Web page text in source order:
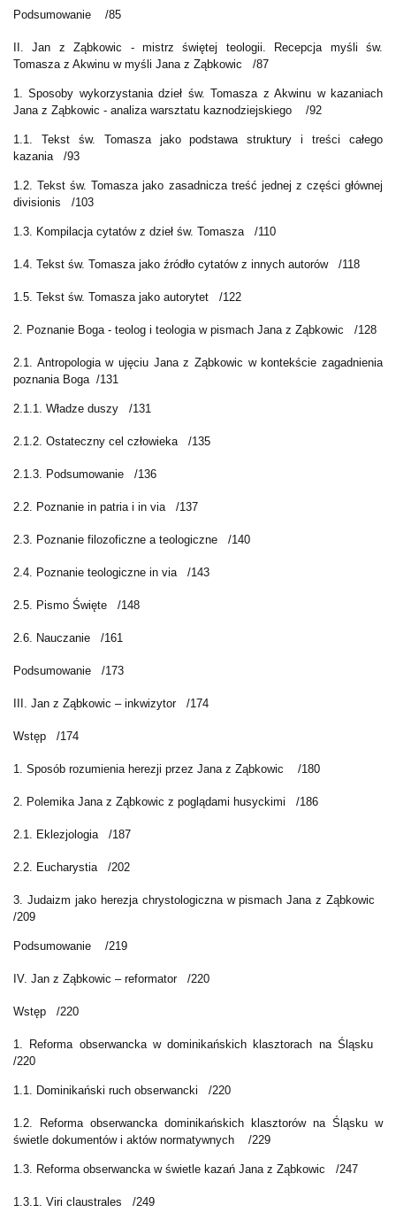
Podsumowanie /85
II. Jan z Ząbkowic - mistrz świętej teologii. Recepcja myśli św.
Tomasza z Akwinu w myśli Jana z Ząbkowic
/87
1. Sposoby wykorzystania dzieł św. Tomasza z Akwinu w kazaniach
Jana z Ząbkowic - analiza warsztatu kaznodziejskiego
/92
1.1. Tekst św. Tomasza jako podstawa struktury i treści całego
kazania
/93
1.2. Tekst św. Tomasza jako zasadnicza treść jednej z części głównej
divisionis
/103
1.3. Kompilacja cytatów z dzieł św. Tomasza /110
1.4. Tekst św. Tomasza jako źródło cytatów z innych autorów /118
1.5. Tekst św. Tomasza jako autorytet /122
2. Poznanie Boga - teolog i teologia w pismach Jana z Ząbkowic /128
2.1. Antropologia w ujęciu Jana z Ząbkowic w kontekście zagadnienia
poznania Boga /131
2.1.1. Władze duszy /131
2.1.2. Ostateczny cel człowieka /135
2.1.3. Podsumowanie /136
2.2. Poznanie in patria i in via /137
2.3. Poznanie filozoficzne a teologiczne /140
2.4. Poznanie teologiczne in via /143
2.5. Pismo Święte /148
2.6. Nauczanie /161
Podsumowanie /173
III. Jan z Ząbkowic – inkwizytor /174
Wstęp /174
1. Sposób rozumienia herezji przez Jana z Ząbkowic /180
2. Polemika Jana z Ząbkowic z poglądami husyckimi /186
2.1. Eklezjologia /187
2.2. Eucharystia /202
3. Judaizm jako herezja chrystologiczna w pismach Jana z Ząbkowic
/209
Podsumowanie /219
IV. Jan z Ząbkowic – reformator /220
Wstęp /220
1. Reforma obserwancka w dominikańskich klasztorach na Śląsku
/220
1.1. Dominikański ruch obserwancki /220
1.2. Reforma obserwancka dominikańskich klasztorów na Śląsku w
świetle dokumentów i aktów normatywnych
/229
1.3. Reforma obserwancka w świetle kazań Jana z Ząbkowic /247
1.3.1. Viri claustrales /249